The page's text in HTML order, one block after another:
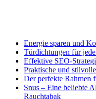
Energie sparen und
Türdichtungen für
Effektive SEO-
Praktische und
Der perfekte Rahmen
Snus – Eine beliebte
Rauchtabak